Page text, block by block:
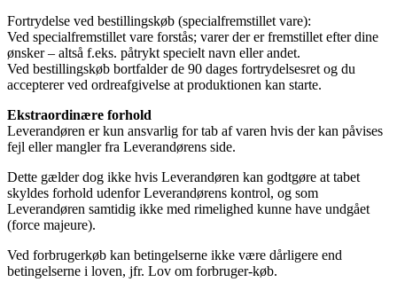
Fortrydelse ved bestillingskøb (specialfremstillet vare):
Ved specialfremstillet vare forstås; varer der er fremstillet efter dine
ønsker – altså f.eks. påtrykt specielt navn eller andet.
Ved bestillingskøb bortfalder de 90 dages fortrydelsesret og du
accepterer ved ordreafgivelse at produktionen kan starte.
Ekstraordinære forhold
Leverandøren er kun ansvarlig for tab af varen hvis der kan påvises
fejl eller mangler fra Leverandørens side.
Dette gælder dog ikke hvis Leverandøren kan godtgøre at tabet
skyldes forhold udenfor Leverandørens kontrol, og som
Leverandøren samtidig ikke med rimelighed kunne have undgået
(force majeure).
Ved forbrugerkøb kan betingelserne ikke være dårligere end
betingelserne i loven, jfr. Lov om forbruger-køb.